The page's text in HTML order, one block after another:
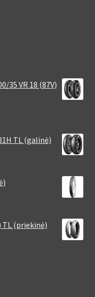
35 VR 18 (87V)
TL (galinė)
TL (priekinė)